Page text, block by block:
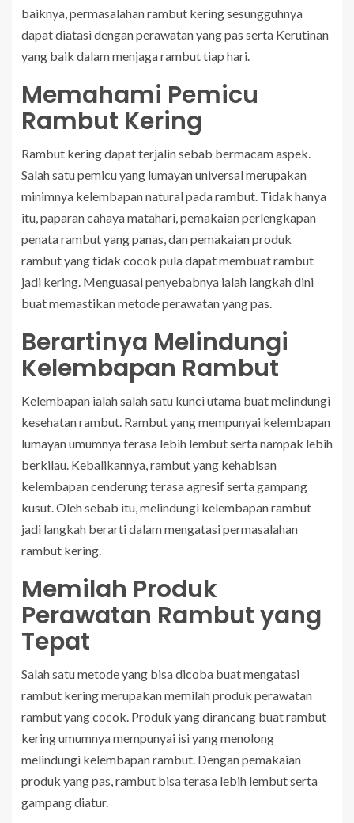
baiknya, permasalahan rambut kering sesungguhnya
dapat diatasi dengan perawatan yang pas serta Kerutinan
yang baik dalam menjaga rambut tiap hari.
Memahami Pemicu
Rambut Kering
Rambut kering dapat terjalin sebab bermacam aspek.
Salah satu pemicu yang lumayan universal merupakan
minimnya kelembapan natural pada rambut. Tidak hanya
itu, paparan cahaya matahari, pemakaian perlengkapan
penata rambut yang panas, dan pemakaian produk
rambut yang tidak cocok pula dapat membuat rambut
jadi kering. Menguasai penyebabnya ialah langkah dini
buat memastikan metode perawatan yang pas.
Berartinya Melindungi
Kelembapan Rambut
Kelembapan ialah salah satu kunci utama buat melindungi
kesehatan rambut. Rambut yang mempunyai kelembapan
lumayan umumnya terasa lebih lembut serta nampak lebih
berkilau. Kebalikannya, rambut yang kehabisan
kelembapan cenderung terasa agresif serta gampang
kusut. Oleh sebab itu, melindungi kelembapan rambut
jadi langkah berarti dalam mengatasi permasalahan
rambut kering.
Memilah Produk
Perawatan Rambut yang
Tepat
Salah satu metode yang bisa dicoba buat mengatasi
rambut kering merupakan memilah produk perawatan
rambut yang cocok. Produk yang dirancang buat rambut
kering umumnya mempunyai isi yang menolong
melindungi kelembapan rambut. Dengan pemakaian
produk yang pas, rambut bisa terasa lebih lembut serta
gampang diatur.